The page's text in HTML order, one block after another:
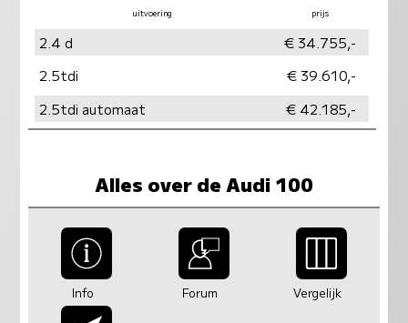
uitvoering prijs
2.4 d
€ 34.755,-
2.5tdi
€ 39.610,-
2.5tdi automaat
€ 42.185,-
Alles over de Audi 100
Info Forum Vergelijk